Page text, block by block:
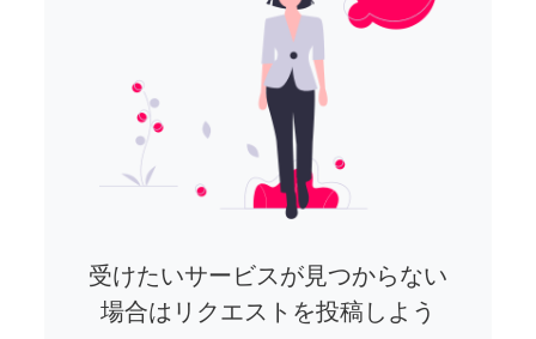
受けたいサービスが見つからない
場合はリクエストを投稿しよう